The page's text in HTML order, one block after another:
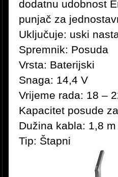
dodatnu udobnost
punjač za
Uključuje: uski
Spremnik: Posuda
Vrsta: Baterijski
Snaga: 14,4 V
Vrijeme rada: 18 –
Kapacitet posude
Dužina kabla: 1,8 m
Tip: Štapni